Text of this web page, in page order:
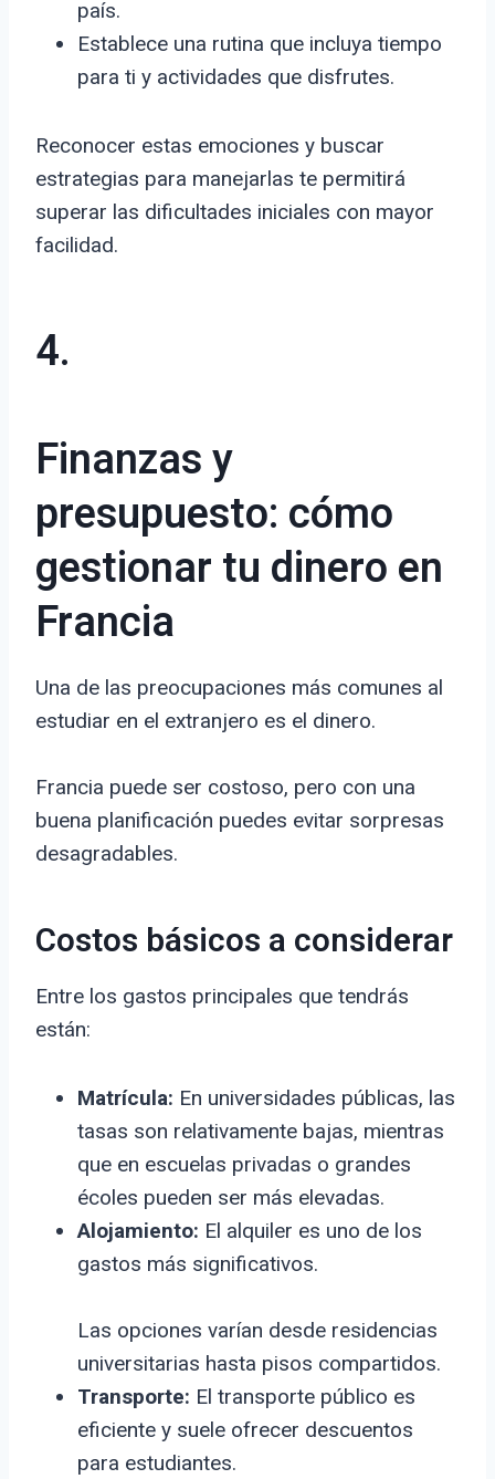
país.
Establece una rutina que incluya tiempo
para ti y actividades que disfrutes.
Reconocer estas emociones y buscar
estrategias para manejarlas te permitirá
superar las dificultades iniciales con mayor
facilidad.
4.
Finanzas y
presupuesto: cómo
gestionar tu dinero en
Francia
Una de las preocupaciones más comunes al
estudiar en el extranjero es el dinero.
Francia puede ser costoso, pero con una
buena planificación puedes evitar sorpresas
desagradables.
Costos básicos a considerar
Entre los gastos principales que tendrás
están:
Matrícula: En universidades públicas, las
tasas son relativamente bajas, mientras
que en escuelas privadas o grandes
écoles pueden ser más elevadas.
Alojamiento: El alquiler es uno de los
gastos más significativos.
Las opciones varían desde residencias
universitarias hasta pisos compartidos.
Transporte: El transporte público es
eficiente y suele ofrecer descuentos
para estudiantes.